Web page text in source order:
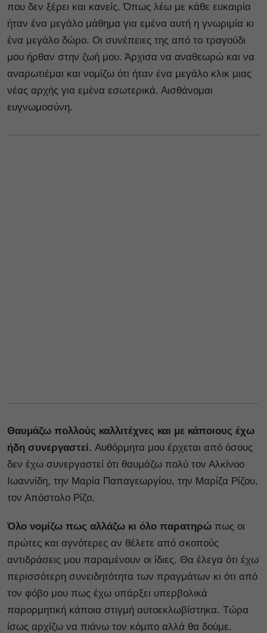
που δεν ξέρει και κανείς. Όπως λέω με κάθε ευκαιρία
ήταν ένα μεγάλο μάθημα για εμένα αυτή η γνωριμία κι
ένα μεγάλο δώρο. Οι συνέπειες της από το τραγούδι
μου ήρθαν στην ζωή μου. Άρχισα να αναθεωρώ και να
αναρωτιέμαι και νομίζω ότι ήταν ένα μεγάλο κλικ μιας
νέας αρχής για εμένα εσωτερικά. Αισθάνομαι
ευγνωμοσύνη.
Θαυμάζω πολλούς καλλιτέχνες και με κάποιους έχω
ήδη συνεργαστεί. Αυθόρμητα μου έρχεται από όσους
δεν έχω συνεργαστεί ότι θαυμάζω πολύ τον Αλκίνοο
Ιωαννίδη, την Μαρία Παπαγεωργίου, την Μαρίζα Ρίζου,
τον Απόστολο Ρίζο.
Όλο νομίζω πως αλλάζω κι όλο παρατηρώ πως οι
πρώτες και αγνότερες αν θέλετε από σκοπούς
αντιδράσεις μου παραμένουν οι ίδιες. Θα έλεγα ότι έχω
περισσότερη συνειδητότητα των πραγμάτων κι ότι από
τον φόβο μου πως έχω υπάρξει υπερβολικά
παρορμητική κάποια στιγμή αυτοεκλωβίστηκα. Τώρα
ίσως αρχίζω να πιάνω τον κόμπο αλλά θα δούμε.